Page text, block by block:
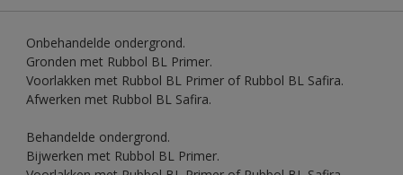
Onbehandelde ondergrond.
Gronden met Rubbol BL Primer.
Voorlakken met Rubbol BL Primer of Rubbol BL Safira.
Afwerken met Rubbol BL Safira.
Behandelde ondergrond.
Bijwerken met Rubbol BL Primer.